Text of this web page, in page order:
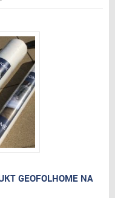
GEOFOLHOME NA